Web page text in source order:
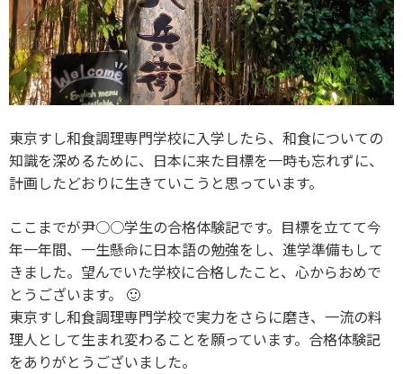
東京すし和食調理専門学校に入学したら、和食についての
知識を深めるために、日本に来た目標を一時も忘れずに、
計画したどおりに生きていこうと思っています。
ここまでが尹○○学生の合格体験記です。目標を立てて今
年一年間、一生懸命に日本語の勉強をし、進学準備もして
きました。望んでいた学校に合格したこと、心からおめで
とうございます。 🙂
東京すし和食調理専門学校で実力をさらに磨き、一流の料
理人として生まれ変わることを願っています。合格体験記
をありがとうございました。